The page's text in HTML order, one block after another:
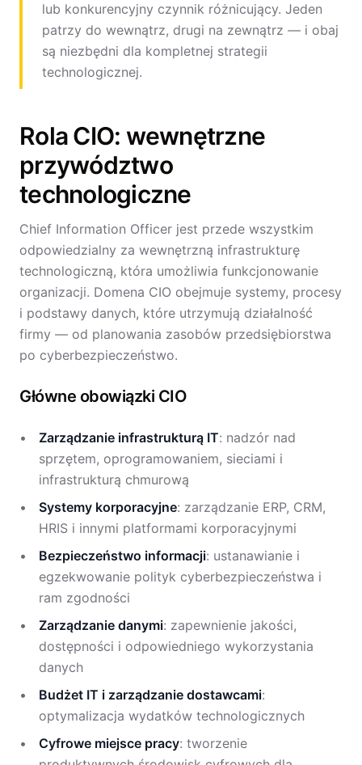
lub konkurencyjny czynnik różnicujący. Jeden
patrzy do wewnątrz, drugi na zewnątrz — i obaj
są niezbędni dla kompletnej strategii
technologicznej.
Rola CIO: wewnętrzne
przywództwo
technologiczne
Chief Information Officer jest przede wszystkim
odpowiedzialny za wewnętrzną infrastrukturę
technologiczną, która umożliwia funkcjonowanie
organizacji. Domena CIO obejmuje systemy, procesy
i podstawy danych, które utrzymują działalność
firmy — od planowania zasobów przedsiębiorstwa
po cyberbezpieczeństwo.
Główne obowiązki CIO
Zarządzanie infrastrukturą IT: nadzór nad
sprzętem, oprogramowaniem, sieciami i
infrastrukturą chmurową
Systemy korporacyjne: zarządzanie ERP, CRM,
HRIS i innymi platformami korporacyjnymi
Bezpieczeństwo informacji: ustanawianie i
egzekwowanie polityk cyberbezpieczeństwa i
ram zgodności
Zarządzanie danymi: zapewnienie jakości,
dostępności i odpowiedniego wykorzystania
danych
Budżet IT i zarządzanie dostawcami:
optymalizacja wydatków technologicznych
Cyfrowe miejsce pracy: tworzenie